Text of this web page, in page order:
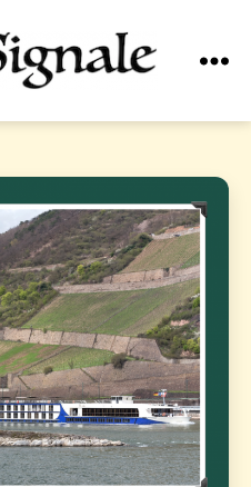
Stör•Signale